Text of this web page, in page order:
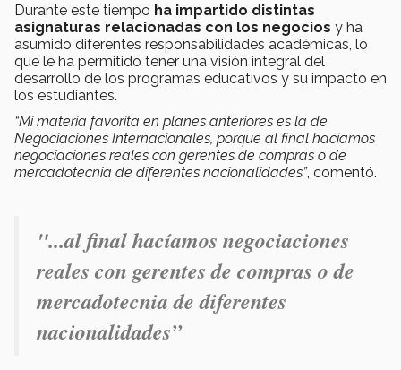
Durante este tiempo ha impartido distintas
asignaturas relacionadas con los negocios y ha
asumido diferentes responsabilidades académicas, lo
que le ha permitido tener una visión integral del
desarrollo de los programas educativos y su impacto en
los estudiantes.
“Mi materia favorita en planes anteriores es la de
Negociaciones Internacionales, porque al final hacíamos
negociaciones reales con gerentes de compras o de
mercadotecnia de diferentes nacionalidades”, comentó.
"...al final hacíamos negociaciones
reales con gerentes de compras o de
mercadotecnia de diferentes
nacionalidades”